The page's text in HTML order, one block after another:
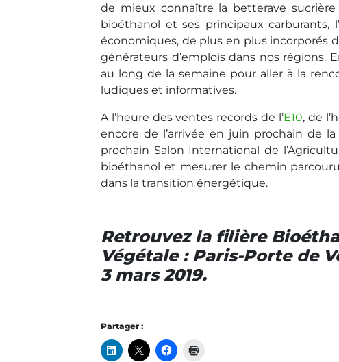
de mieux connaître la betterave
bioéthanol et ses principaux carburants, l’
économiques, de plus en plus incorporés
générateurs d’emplois dans nos régions.
au long de la semaine pour aller à la
ludiques et informatives.
A l’heure des ventes records de l’E10, de
encore de l’arrivée en juin prochain de
prochain Salon International de
bioéthanol et mesurer le chemin
dans la transition énergétique.
Retrouvez la filière
Végétale : Paris-Porte de
3 mars 2019.
Partager :